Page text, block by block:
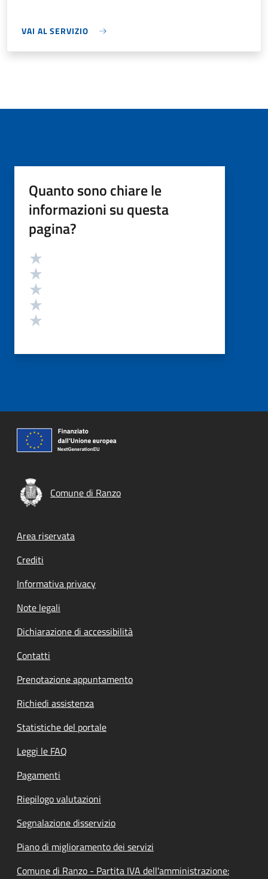
VAI AL SERVIZIO
Quanto sono chiare le
informazioni su questa
pagina?
Valutazione
Comune di Ranzo
Footer menu
Area riservata
Crediti
Informativa privacy
Note legali
Dichiarazione di accessibilità
Contatti
Prenotazione appuntamento
Richiedi assistenza
Statistiche del portale
Leggi le FAQ
Pagamenti
Riepilogo valutazioni
Segnalazione disservizio
Piano di miglioramento dei servizi
Comune di Ranzo - Partita IVA dell'amministrazione: